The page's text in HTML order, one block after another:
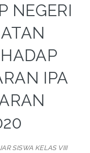
NEGERI
IPA
SISWA KELAS VIII